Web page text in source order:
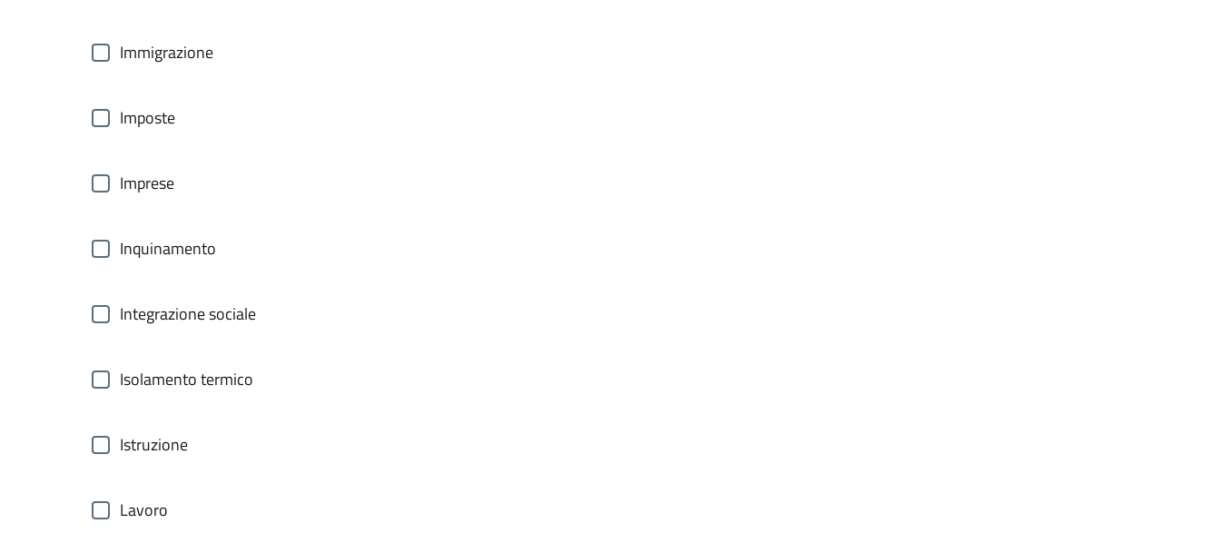
Immigrazione
Imposte
Imprese
Inquinamento
Integrazione sociale
Isolamento termico
Istruzione
Lavoro